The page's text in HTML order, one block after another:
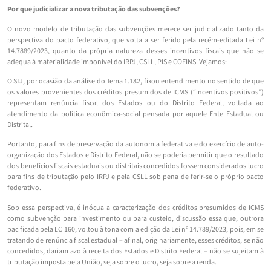
Por que judicializar a nova tributação das subvenções?
O novo modelo de tributação das subvenções merece ser judicializado tanto da
perspectiva do pacto federativo, que volta a ser ferido pela recém-editada Lei nº
14.7889/2023, quanto da própria natureza desses incentivos fiscais que não se
adequa à materialidade imponível do IRPJ, CSLL, PIS e COFINS. Vejamos:
O STJ, por ocasião da análise do Tema 1.182, fixou entendimento no sentido de que
os valores provenientes dos créditos presumidos de ICMS (“incentivos positivos”)
representam renúncia fiscal dos Estados ou do Distrito Federal, voltada ao
atendimento da política econômica-social pensada por aquele Ente Estadual ou
Distrital.
Portanto, para fins de preservação da autonomia federativa e do exercício de auto-
organização dos Estados e Distrito Federal, não se poderia permitir que o resultado
dos benefícios fiscais estaduais ou distritais concedidos fossem considerados lucro
para fins de tributação pelo IRPJ e pela CSLL sob pena de ferir-se o próprio pacto
federativo.
Sob essa perspectiva, é inócua a caracterização dos créditos presumidos de ICMS
como subvenção para investimento ou para custeio, discussão essa que, outrora
pacificada pela LC 160, voltou à tona com a edição da Lei nº 14.789/2023, pois, em se
tratando de renúncia fiscal estadual – afinal, originariamente, esses créditos, se não
concedidos, dariam azo à receita dos Estados e Distrito Federal – não se sujeitam à
tributação imposta pela União, seja sobre o lucro, seja sobre a renda.